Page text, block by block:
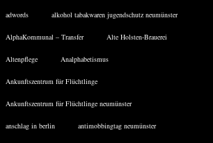
adwords alkohol tabakwaren jugendschutz neumünster
AlphaKommunal – Transfer Alte Holsten-Brauerei
Altenpflege Analphabetismus
Ankunftszentrum für Flüchtlinge
Ankunftszentrum für Flüchtlinge neumünster
anschlag in berlin antimobbingtag neumünster